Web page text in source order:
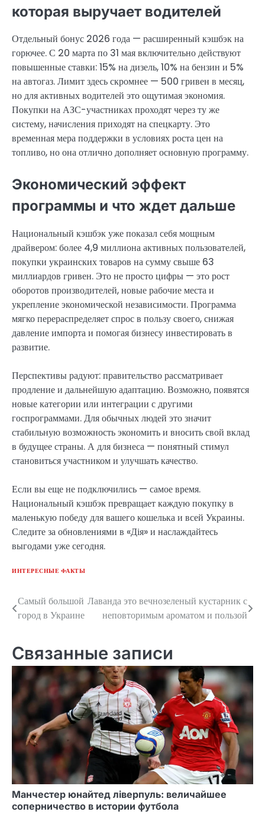
которая выручает водителей
Отдельный бонус 2026 года — расширенный кэшбэк на
горючее. С 20 марта по 31 мая включительно действуют
повышенные ставки: 15% на дизель, 10% на бензин и 5%
на автогаз. Лимит здесь скромнее — 500 гривен в месяц,
но для активных водителей это ощутимая экономия.
Покупки на АЗС-участниках проходят через ту же
систему, начисления приходят на спецкарту. Это
временная мера поддержки в условиях роста цен на
топливо, но она отлично дополняет основную программу.
Экономический эффект
программы и что ждет дальше
Национальный кэшбэк уже показал себя мощным
драйвером: более 4,9 миллиона активных пользователей,
покупки украинских товаров на сумму свыше 63
миллиардов гривен. Это не просто цифры — это рост
оборотов производителей, новые рабочие места и
укрепление экономической независимости. Программа
мягко перераспределяет спрос в пользу своего, снижая
давление импорта и помогая бизнесу инвестировать в
развитие.
Перспективы радуют: правительство рассматривает
продление и дальнейшую адаптацию. Возможно, появятся
новые категории или интеграции с другими
госпрограммами. Для обычных людей это значит
стабильную возможность экономить и вносить свой вклад
в будущее страны. А для бизнеса — понятный стимул
становиться участником и улучшать качество.
Если вы еще не подключились — самое время.
Национальный кэшбэк превращает каждую покупку в
маленькую победу для вашего кошелька и всей Украины.
Следите за обновлениями в «Дія» и наслаждайтесь
выгодами уже сегодня.
ИНТЕРЕСНЫЕ ФАКТЫ
Навигация
по
записям
Самый большой
город в Украине
Лаванда это вечнозеленый кустарник с
неповторимым ароматом и пользой
Связанные записи
Манчестер юнайтед ліверпуль: величайшее
соперничество в истории футбола